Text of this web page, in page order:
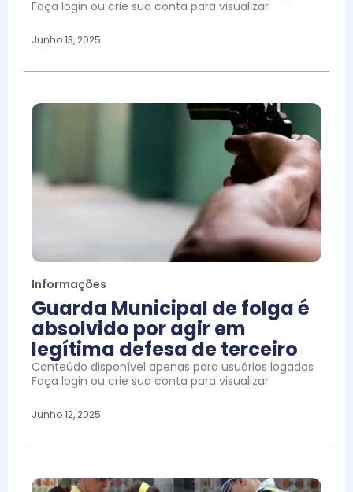
Faça login ou crie sua conta para visualizar
Junho 13, 2025
Informações
Guarda Municipal de folga é
absolvido por agir em
legítima defesa de terceiro
Conteúdo disponível apenas para usuários logados
Faça login ou crie sua conta para visualizar
Junho 12, 2025